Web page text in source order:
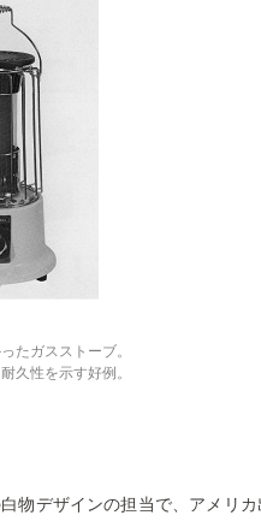
たガスストーブ。
久性を示す好例。
物デザインの担当で、アメリ